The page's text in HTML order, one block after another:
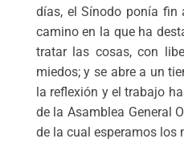
días, el Sínodo ponía fin
camino en la que ha
tratar las cosas, con
miedos; y se abre a un
la reflexión y el trabajo
de la Asamblea General
de la cual esperamos los